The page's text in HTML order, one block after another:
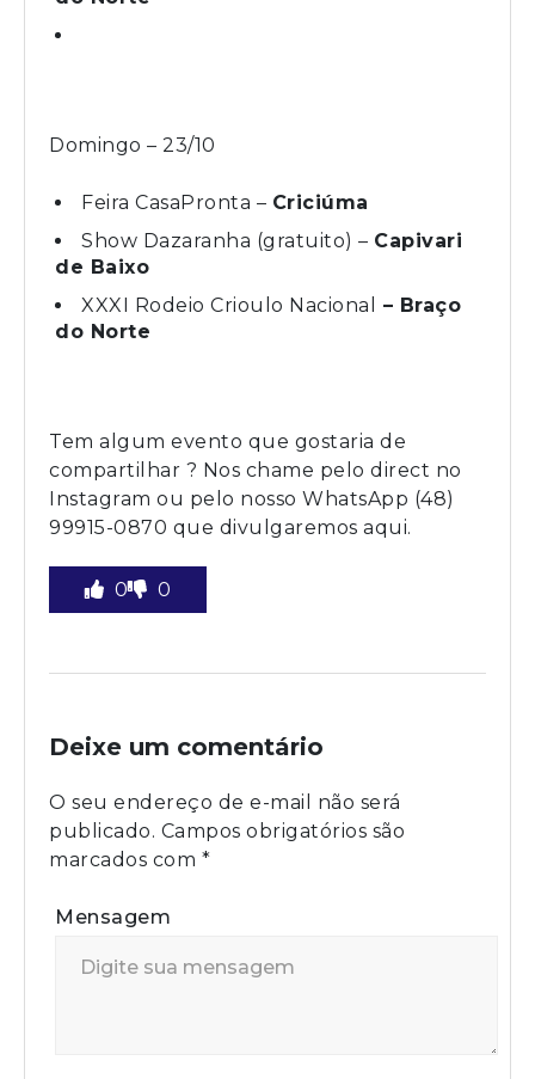
Domingo – 23/10
Feira CasaPronta – Criciúma
Show Dazaranha (gratuito) – Capivari
de Baixo
XXXI Rodeio Crioulo Nacional
– Braço
do Norte
Tem algum evento que gostaria de
compartilhar ? Nos chame pelo direct no
Instagram ou pelo nosso WhatsApp (48)
99915-0870 que divulgaremos aqui.
0 0
Deixe um comentário
O seu endereço de e-mail não será
publicado. Campos obrigatórios são
marcados com *
Mensagem